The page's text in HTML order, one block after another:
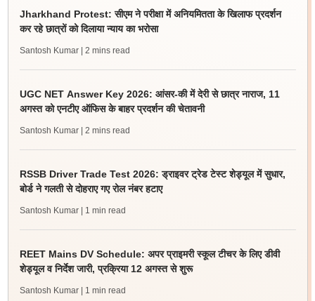
Jharkhand Protest: सीएम ने परीक्षा में अनियमितता के खिलाफ प्रदर्शन
कर रहे छात्रों को दिलाया न्याय का भरोसा
Santosh Kumar | 2 mins read
UGC NET Answer Key 2026: आंसर-की में देरी से छात्र नाराज, 11
अगस्त को एनटीए ऑफिस के बाहर प्रदर्शन की चेतावनी
Santosh Kumar | 2 mins read
RSSB Driver Trade Test 2026: ड्राइवर ट्रेड टेस्ट शेड्यूल में सुधार,
बोर्ड ने गलती से दोहराए गए रोल नंबर हटाए
Santosh Kumar | 1 min read
REET Mains DV Schedule: अपर प्राइमरी स्कूल टीचर के लिए डीवी
शेड्यूल व निर्देश जारी, प्रक्रिया 12 अगस्त से शुरू
Santosh Kumar | 1 min read